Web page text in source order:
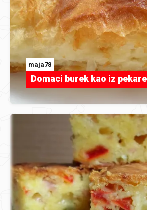
maja78
Domaci burek kao iz pekare